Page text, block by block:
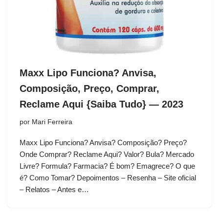
Maxx Lipo Funciona? Anvisa,
Composição, Preço, Comprar,
Reclame Aqui {Saiba Tudo} — 2023
por Mari Ferreira
Maxx Lipo Funciona? Anvisa? Composição? Preço?
Onde Comprar? Reclame Aqui? Valor? Bula? Mercado
Livre? Formula? Farmacia? É bom? Emagrece? O que
é? Como Tomar? Depoimentos – Resenha – Site oficial
– Relatos – Antes e…